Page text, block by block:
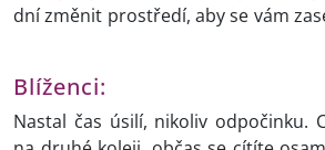
dní změnit prostředí, aby se vám
Blíženci:
Nastal čas úsilí, nikoliv odpočinku.